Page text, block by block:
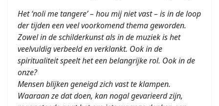
Het ‘noli me tangere’ – hou mij niet vast – is in de loop
der tijden een veel voorkomend thema geworden.
Zowel in de schilderkunst als in de muziek is het
veelvuldig verbeeld en verklankt. Ook in de
spiritualiteit speelt het een belangrijke rol. Ook in de
onze?
Mensen blijken geneigd zich vast te klampen.
Waaraan ze dat doen, kan nogal gevarieerd zijn,